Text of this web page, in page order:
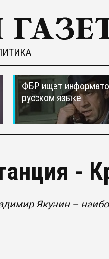
ФБР ищет
русском языке
-
Якунин –